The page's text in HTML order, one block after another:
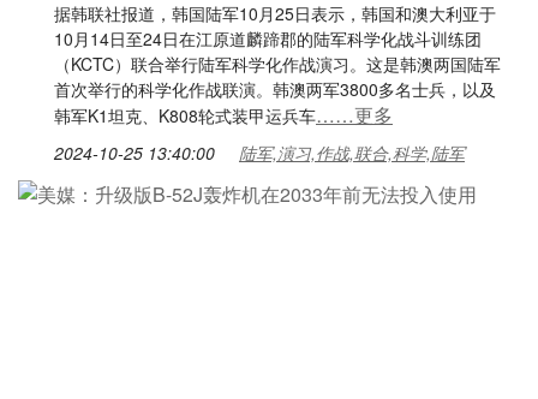
据韩联社报道，韩国陆军10月25日表示，韩国和澳大利亚于
10月14日至24日在江原道麟蹄郡的陆军科学化战斗训练团
（KCTC）联合举行陆军科学化作战演习。这是韩澳两国陆军
首次举行的科学化作战联演。韩澳两军3800多名士兵，以及
韩军K1坦克、K808轮式装甲运兵车……更多
2024-10-25 13:40:00 陆军,演习,作战,联合,科学,陆军